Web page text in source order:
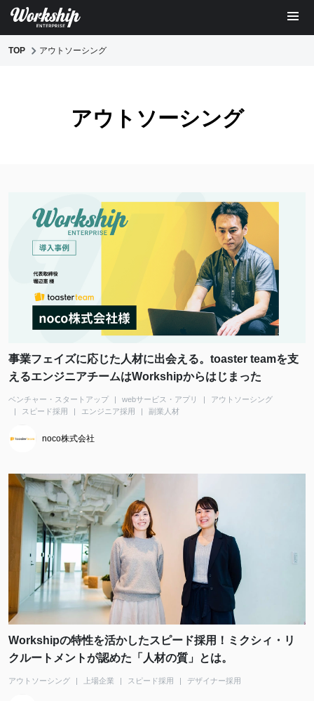
TOP アウトソーシング
アウトソーシング
事業フェイズに応じた人材に出会える。toaster teamを支
えるエンジニアチームはWorkshipからはじまった
ベンチャー・スタートアップ webサービス・アプリ
アウトソーシング
スピード採用
エンジニア採用 副業人材
noco株式会社
Workshipの特性を活かしたスピード採用！ミクシィ・リ
クルートメントが認めた「人材の質」とは。
アウトソーシング 上場企業 スピード採用 デザイナー採用